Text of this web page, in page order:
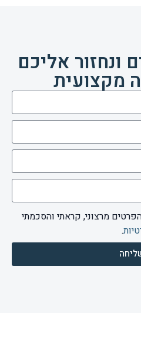
ונחזור אליכם
מקצועית
מרצוני, קראתי והסכמתי
.